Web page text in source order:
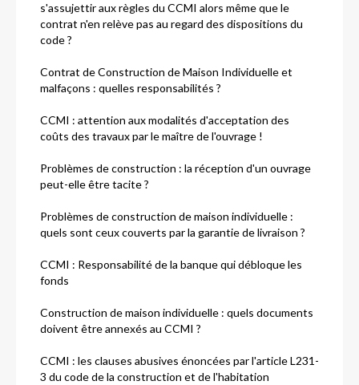
s'assujettir aux règles du CCMI alors même que le
contrat n'en relève pas au regard des dispositions du
code ?
Contrat de Construction de Maison Individuelle et
malfaçons : quelles responsabilités ?
CCMI : attention aux modalités d'acceptation des
coûts des travaux par le maître de l'ouvrage !
Problèmes de construction : la réception d'un ouvrage
peut-elle être tacite ?
Problèmes de construction de maison individuelle :
quels sont ceux couverts par la garantie de livraison ?
CCMI : Responsabilité de la banque qui débloque les
fonds
Construction de maison individuelle : quels documents
doivent être annexés au CCMI ?
CCMI : les clauses abusives énoncées par l'article L231-
3 du code de la construction et de l'habitation